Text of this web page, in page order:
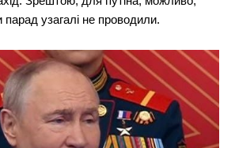
узагалі не проводили.